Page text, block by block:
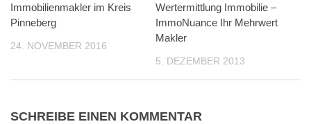
Immobilienmakler im Kreis
Pinneberg
24. NOVEMBER 2016
Wertermittlung Immobilie –
ImmoNuance Ihr Mehrwert
Makler
5. DEZEMBER 2013
SCHREIBE EINEN KOMMENTAR